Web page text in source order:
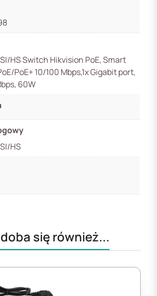
HS Switch Hikvision PoE, Smart
PoE+ 10/100 Mbps,1x Gigabit port,
60W
HS
się również...